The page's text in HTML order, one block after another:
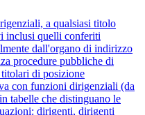
a qualsiasi titolo
inclusi quelli conferiti
dall'organo di indirizzo
procedure pubbliche di
titolari di posizione
con funzioni dirigenziali (da
tabelle che distinguano le
dirigenti, dirigenti